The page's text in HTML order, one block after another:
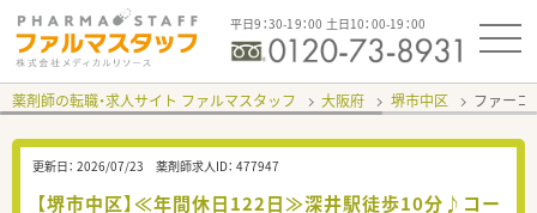
平日9：30-19：00 土日10：00-19：00
薬剤師の転職・求人サイト ファルマスタッフ 大阪府 堺市中区 ファー
更新日： 2026/07/23 薬剤師求人ID： 477947
【堺市中区】≪年間休日122日≫深井駅徒歩10分♪コー